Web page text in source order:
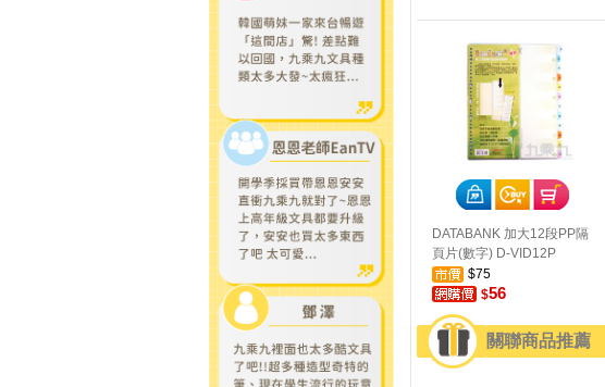
DATABANK 加大12段PP隔
頁片(數字) D-VID12P
$75
$56
關聯商品推薦